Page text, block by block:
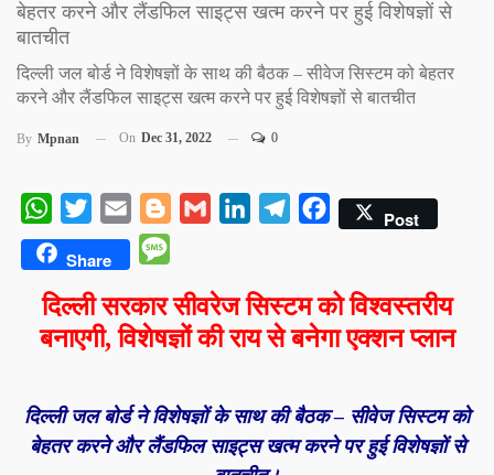
बेहतर करने और लैंडफिल साइट्स खत्म करने पर हुई विशेषज्ञों से
बातचीत
दिल्ली जल बोर्ड ने विशेषज्ञों के साथ की बैठक – सीवेज सिस्टम को बेहतर
करने और लैंडफिल साइट्स खत्म करने पर हुई विशेषज्ञों से बातचीत
By Mpnan On Dec 31, 2022 0
WhatsApp
Twitter Email BloggerGmail LinkedInTelegramFacebookPost
Share
दिल्ली सरकार सीवरेज सिस्टम कोविश्वस्तरीय
बनाएगी, विशेषज्ञों की राय से बनेगा एक्शन प्लान
दिल्ली जल बोर्ड ने विशेषज्ञों के साथ की बैठक – सीवेज सिस्टम को
बेहतर करने और लैंडफिल साइट्स खत्म करने पर हुई विशेषज्ञों से